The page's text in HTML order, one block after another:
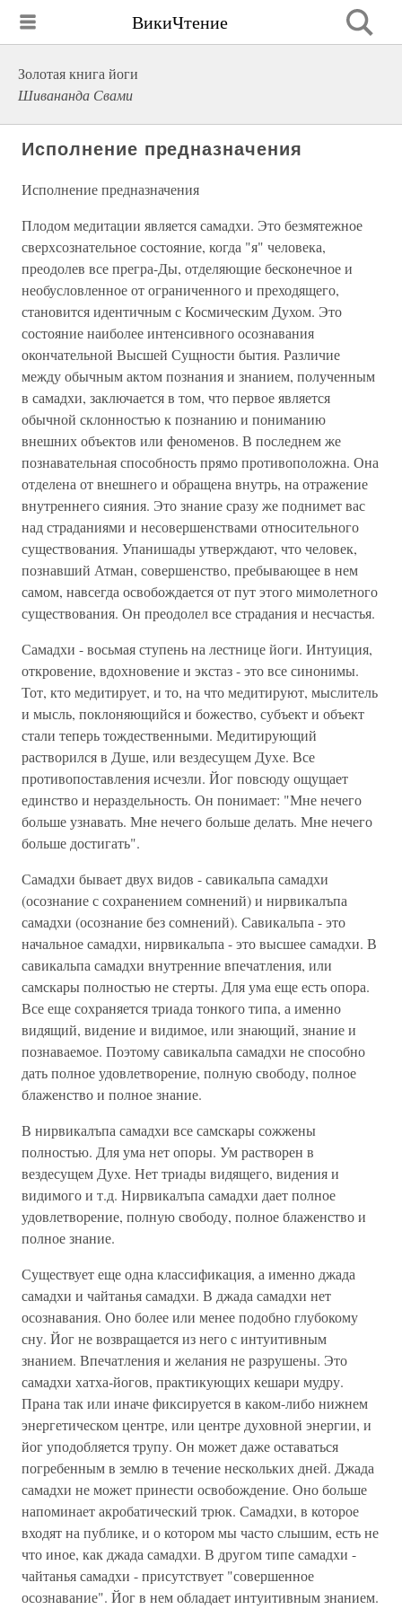
ВикиЧтение
Золотая книга йоги
Шивананда Свами
Исполнение предназначения
Исполнение предназначения
Плодом медитации является самадхи. Это безмятежное
сверхсознательное состояние, когда "я" человека,
преодолев все прегра-Ды, отделяющие бесконечное и
необусловленное от ограниченного и преходящего,
становится идентичным с Космическим Духом. Это
состояние наиболее интенсивного осознавания
окончательной Высшей Сущности бытия. Различие
между обычным актом познания и знанием, полученным
в самадхи, заключается в том, что первое является
обычной склонностью к познанию и пониманию
внешних объектов или феноменов. В последнем же
познавательная способность прямо противоположна. Она
отделена от внешнего и обращена внутрь, на отражение
внутреннего сияния. Это знание сразу же поднимет вас
над страданиями и несовершенствами относительного
существования. Упанишады утверждают, что человек,
познавший Атман, совершенство, пребывающее в нем
самом, навсегда освобождается от пут этого мимолетного
существования. Он преодолел все страдания и несчастья.
Самадхи - восьмая ступень на лестнице йоги. Интуиция,
откровение, вдохновение и экстаз - это все синонимы.
Тот, кто медитирует, и то, на что медитируют, мыслитель
и мысль, поклоняющийся и божество, субъект и объект
стали теперь тождественными. Медитирующий
растворился в Душе, или вездесущем Духе. Все
противопоставления исчезли. Йог повсюду ощущает
единство и нераздельность. Он понимает: "Мне нечего
больше узнавать. Мне нечего больше делать. Мне нечего
больше достигать".
Самадхи бывает двух видов - савикальпа самадхи
(осознание с сохранением сомнений) и нирвикалъпа
самадхи (осознание без сомнений). Савикальпа - это
начальное самадхи, нирвикальпа - это высшее самадхи. В
савикальпа самадхи внутренние впечатления, или
самскары полностью не стерты. Для ума еще есть опора.
Все еще сохраняется триада тонкого типа, а именно
видящий, видение и видимое, или знающий, знание и
познаваемое. Поэтому савикальпа самадхи не способно
дать полное удовлетворение, полную свободу, полное
блаженство и полное знание.
В нирвикалъпа самадхи все самскары сожжены
полностью. Для ума нет опоры. Ум растворен в
вездесущем Духе. Нет триады видящего, видения и
видимого и т.д. Нирвикалъпа самадхи дает полное
удовлетворение, полную свободу, полное блаженство и
полное знание.
Существует еще одна классификация, а именно джада
самадхи и чайтанья самадхи. В джада самадхи нет
осознавания. Оно более или менее подобно глубокому
сну. Йог не возвращается из него с интуитивным
знанием. Впечатления и желания не разрушены. Это
самадхи хатха-йогов, практикующих кешари мудру.
Прана так или иначе фиксируется в каком-либо нижнем
энергетическом центре, или центре духовной энергии, и
йог уподобляется трупу. Он может даже оставаться
погребенным в землю в течение нескольких дней. Джада
самадхи не может принести освобождение. Оно больше
напоминает акробатический трюк. Самадхи, в которое
входят на публике, и о котором мы часто слышим, есть не
что иное, как джада самадхи. В другом типе самадхи -
чайтанья самадхи - присутствует "совершенное
осознавание". Йог в нем обладает интуитивным знанием.